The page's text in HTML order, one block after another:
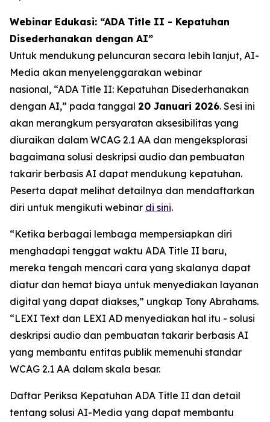
Webinar Edukasi: “ADA Title II - Kepatuhan
Disederhanakan dengan AI”
Untuk mendukung peluncuran secara lebih lanjut, AI-
Media akan menyelenggarakan webinar
nasional, “ADA Title II: Kepatuhan Disederhanakan
dengan AI,” pada tanggal 20 Januari 2026. Sesi ini
akan merangkum persyaratan aksesibilitas yang
diuraikan dalam WCAG 2.1 AA dan mengeksplorasi
bagaimana solusi deskripsi audio dan pembuatan
takarir berbasis AI dapat mendukung kepatuhan.
Peserta dapat melihat detailnya dan mendaftarkan
diri untuk mengikuti webinar di sini.
“Ketika berbagai lembaga mempersiapkan diri
menghadapi tenggat waktu ADA Title II baru,
mereka tengah mencari cara yang skalanya dapat
diatur dan hemat biaya untuk menyediakan layanan
digital yang dapat diakses,” ungkap Tony Abrahams.
“LEXI Text dan LEXI AD menyediakan hal itu - solusi
deskripsi audio dan pembuatan takarir berbasis AI
yang membantu entitas publik memenuhi standar
WCAG 2.1 AA dalam skala besar.
Daftar Periksa Kepatuhan ADA Title II dan detail
tentang solusi AI-Media yang dapat membantu